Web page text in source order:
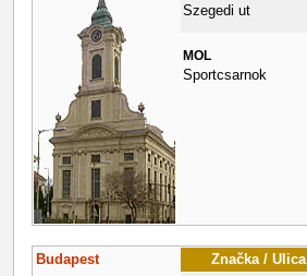
Szegedi ut
MOL
Sportcsarnok
Budapest Značka / Ulica